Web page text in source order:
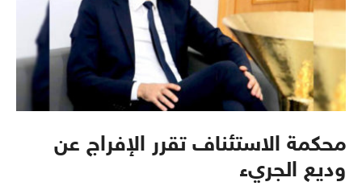
محكمة الاستئناف تقرر الإفراج عن
وديع الجريء